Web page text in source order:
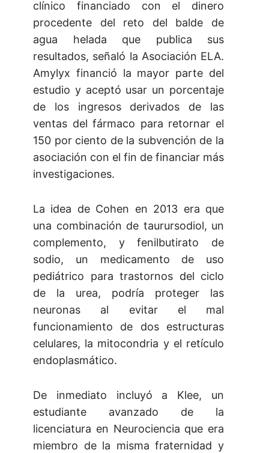
clínico financiado con el dinero
procedente del reto del balde de
agua helada que publica sus
resultados, señaló la Asociación ELA.
Amylyx financió la mayor parte del
estudio y aceptó usar un porcentaje
de los ingresos derivados de las
ventas del fármaco para retornar el
150 por ciento de la subvención de la
asociación con el fin de financiar más
investigaciones.
La idea de Cohen en 2013 era que
una combinación de taurursodiol, un
complemento, y fenilbutirato de
sodio, un medicamento de uso
pediátrico para trastornos del ciclo
de la urea, podría proteger las
neuronas al evitar el mal
funcionamiento de dos estructuras
celulares, la mitocondria y el retículo
endoplasmático.
De inmediato incluyó a Klee, un
estudiante avanzado de la
licenciatura en Neurociencia que era
miembro de la misma fraternidad y